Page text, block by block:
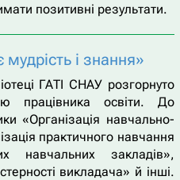
позитивні результати.
і знання»
ГАТІ СНАУ розгорнуто
працівника освіти. До
«Організація навчально-
практичного навчання
навчальних закладів»,
викладача» й інші.